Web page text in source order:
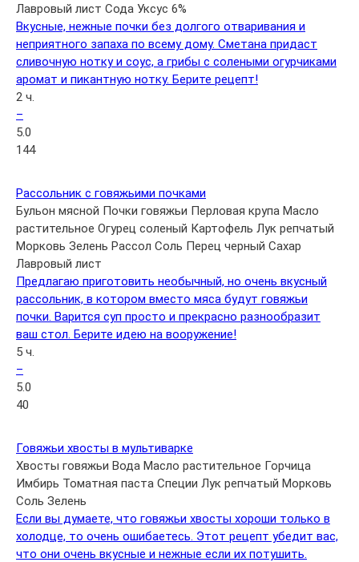
Лавровый лист Сода Уксус 6%
Вкусные, нежные почки без долгого отваривания и
неприятного запаха по всему дому. Сметана придаст
сливочную нотку и соус, а грибы с солеными огурчиками
аромат и пикантную нотку. Берите рецепт!
2 ч.
–
5.0
144
Рассольник с говяжьими почками
Бульон мясной Почки говяжьи Перловая крупа Масло
растительное Огурец соленый Картофель Лук репчатый
Морковь Зелень Рассол Соль Перец черный Сахар
Лавровый лист
Предлагаю приготовить необычный, но очень вкусный
рассольник, в котором вместо мяса будут говяжьи
почки. Варится суп просто и прекрасно разнообразит
ваш стол. Берите идею на вооружение!
5 ч.
–
5.0
40
Говяжьи хвосты в мультиварке
Хвосты говяжьи Вода Масло растительное Горчица
Имбирь Томатная паста Специи Лук репчатый Морковь
Соль Зелень
Если вы думаете, что говяжьи хвосты хороши только в
холодце, то очень ошибаетесь. Этот рецепт убедит вас,
что они очень вкусные и нежные если их потушить.